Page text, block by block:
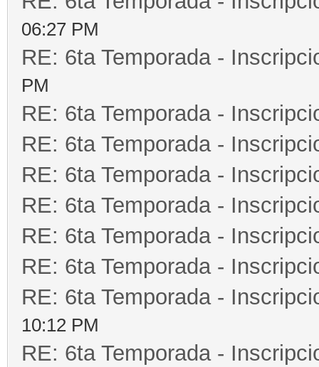
06:27 PM
RE: 6ta Temporada -
PM
RE: 6ta Temporada -
RE: 6ta Temporada -
RE: 6ta Temporada -
RE: 6ta Temporada -
RE: 6ta Temporada -
RE: 6ta Temporada -
RE: 6ta Temporada -
10:12 PM
RE: 6ta Temporada -